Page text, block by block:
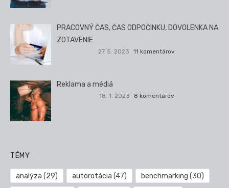
PRACOVNÝ ČAS, ČAS ODPOČINKU, DOVOLENKA NA
ZOTAVENIE
27. 5. 2023 11 komentárov
Reklama a médiá
18. 1. 2023 8 komentárov
TÉMY
analýza (29) autorotácia (47) benchmarking (30)